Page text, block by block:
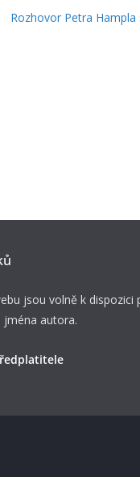
Rozhovor Petra
jsou volně k dispozici
autora.